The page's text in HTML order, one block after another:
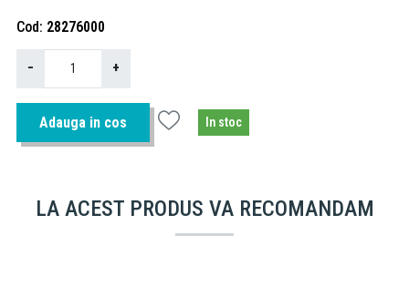
Cod 28276000
− +
Adauga in cos In stoc
LA ACEST PRODUS VA RECOMANDAM